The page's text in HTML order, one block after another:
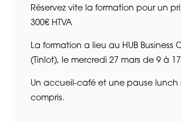
Réservez vite la formation pour un
300€ HTVA
La formation a lieu au HUB Business
(Tinlot), le mercredi 27 mars de 9 à
Un accueil-café et une pause lunch
compris.